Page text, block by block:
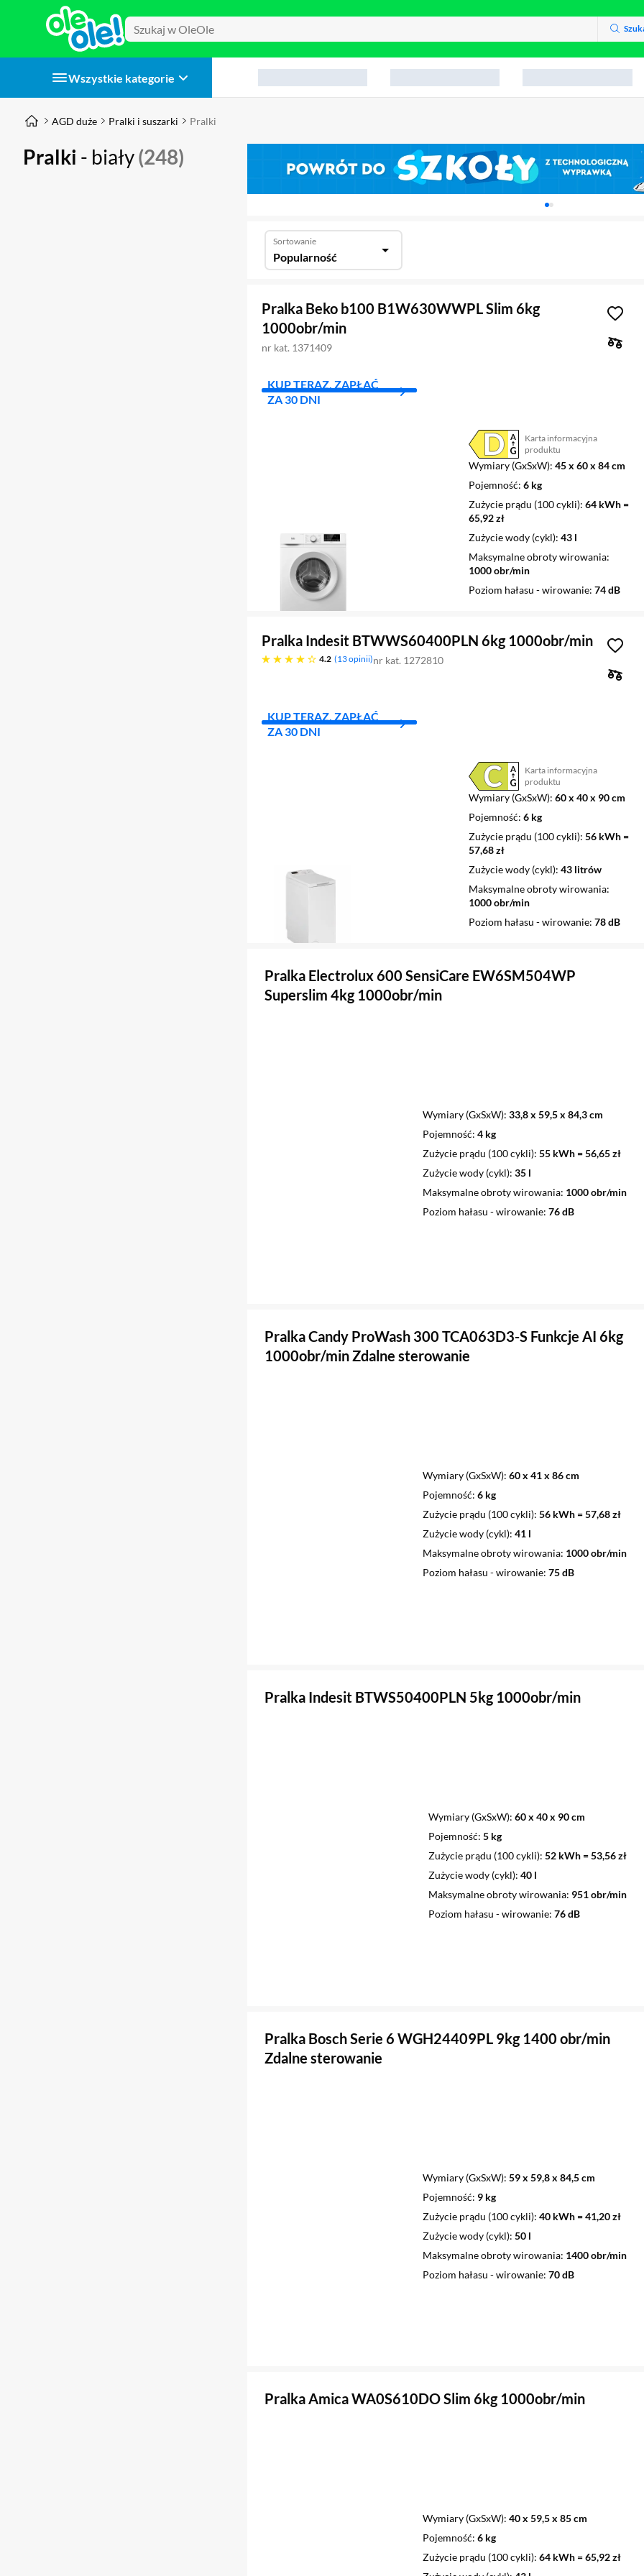
Wszystkie kategorie
Karuzela z banerami,
AGD duże Pralki i suszarki Pralki
Pralki - biały(248)
Sortowanie
Popularność
Pralka Beko b100 B1W630WWPL Slim 6kg
1000obr/min
nr kat. 1371409
KUP TERAZ, ZAPŁAĆ
ZA 30 DNI
Karta informacyjna
produktu
Plik w formacie pdf
(otworzy się w nowym oknie)
Wymiary (GxSxW) 45 x 60 x 84 cm
Pojemność 6 kg
Zużycie prądu (100 cykli) 64 kWh =
65,92 zł
Zużycie wody (cykl) 43 l
Maksymalne obroty wirowania
1000 obr/min
Poziom hałasu - wirowanie 74 dB
Pralka Indesit BTWWS60400PLN 6kg 1000obr/min
4.2
4.2 gwiazdek 13 opinii nr kat. 1272810
KUP TERAZ, ZAPŁAĆ
ZA 30 DNI
Karta informacyjna
produktu
Plik w formacie pdf
(otworzy się w nowym oknie)
Wymiary (GxSxW) 60 x 40 x 90 cm
Pojemność 6 kg
Zużycie prądu (100 cykli) 56 kWh =
57,68 zł
Zużycie wody (cykl) 43 litrów
Maksymalne obroty wirowania
1000 obr/min
Poziom hałasu - wirowanie 78 dB
Pralka Electrolux 600 SensiCare EW6SM504WP
Superslim 4kg 1000obr/min
Wymiary (GxSxW) 33,8 x 59,5 x 84,3 cm
Pojemność 4 kg
Zużycie prądu (100 cykli) 55 kWh = 56,65 zł
Zużycie wody (cykl) 35 l
Maksymalne obroty wirowania 1000 obr/min
Poziom hałasu - wirowanie 76 dB
Pralka Candy ProWash 300 TCA063D3-S Funkcje AI 6kg
1000obr/min Zdalne sterowanie
Wymiary (GxSxW) 60 x 41 x 86 cm
Pojemność 6 kg
Zużycie prądu (100 cykli) 56 kWh = 57,68 zł
Zużycie wody (cykl) 41 l
Maksymalne obroty wirowania 1000 obr/min
Poziom hałasu - wirowanie 75 dB
Pralka Indesit BTWS50400PLN 5kg 1000obr/min
Wymiary (GxSxW) 60 x 40 x 90 cm
Pojemność 5 kg
Zużycie prądu (100 cykli) 52 kWh = 53,56 zł
Zużycie wody (cykl) 40 l
Maksymalne obroty wirowania 951 obr/min
Poziom hałasu - wirowanie 76 dB
Pralka Bosch Serie 6 WGH24409PL 9kg 1400 obr/min
Zdalne sterowanie
Wymiary (GxSxW) 59 x 59,8 x 84,5 cm
Pojemność 9 kg
Zużycie prądu (100 cykli) 40 kWh = 41,20 zł
Zużycie wody (cykl) 50 l
Maksymalne obroty wirowania 1400 obr/min
Poziom hałasu - wirowanie 70 dB
Pralka Amica WA0S610DO Slim 6kg 1000obr/min
Wymiary (GxSxW) 40 x 59,5 x 85 cm
Pojemność 6 kg
Zużycie prądu (100 cykli) 64 kWh = 65,92 zł